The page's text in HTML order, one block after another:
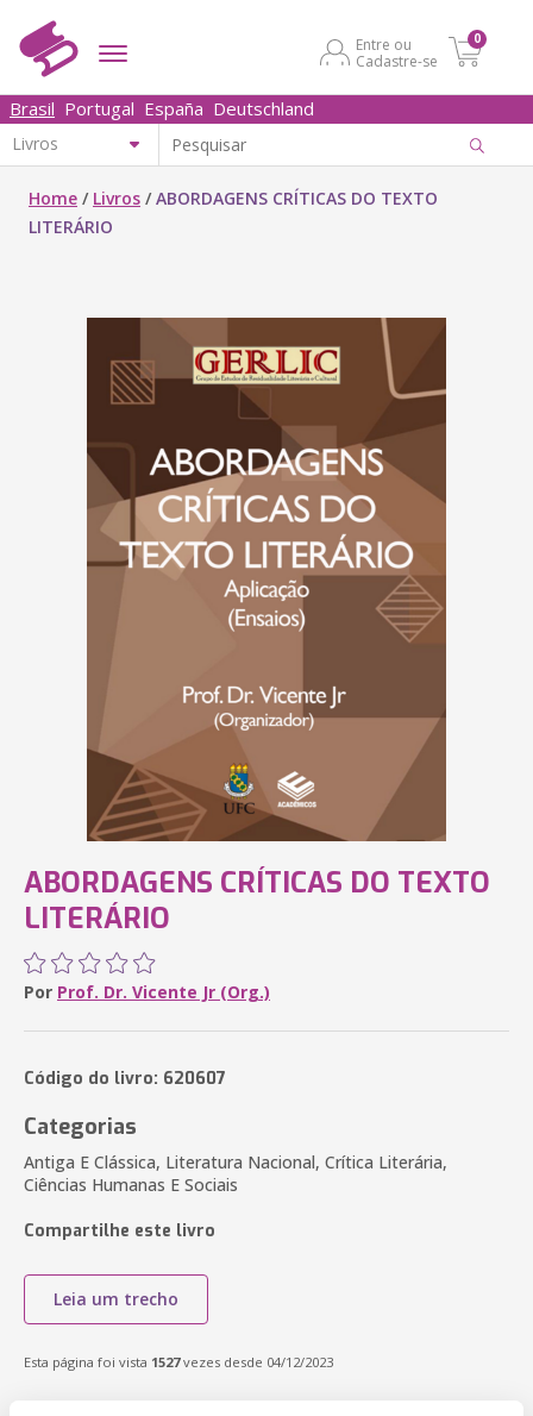
Entre ou
Cadastre-se
0
Brasil Portugal España Deutschland
Home / Livros /ABORDAGENS CRÍTICAS DO TEXTO
LITERÁRIO
ABORDAGENS CRÍTICAS DO TEXTO
LITERÁRIO
Por Prof. Dr. Vicente Jr (Org.)
Código do livro: 620607
Categorias
Antiga E Clássica, Literatura Nacional, Crítica Literária,
Ciências Humanas E Sociais
Compartilhe este livro
Leia um trecho
Esta página foi vista 1527vezes desde 04/12/2023